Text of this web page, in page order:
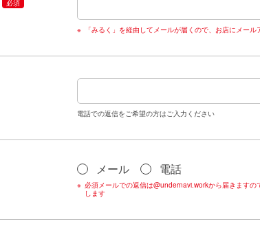
必須
「みるく」を経由してメールが届くので、お店にメー
電話での返信をご希望の方はご入力ください
メール 電話
必須メールでの返信は@undernavi.workから届きます
します